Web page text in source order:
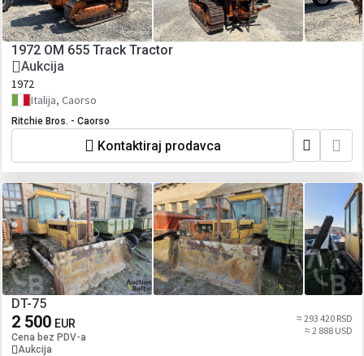
1972 OM 655 Track Tractor
Aukcija
1972
Italija, Caorso
Ritchie Bros. - Caorso
Kontaktiraj prodavca
DT-75
2 500 EUR
Cena bez PDV-a
Aukcija
≈ 293 420 RSD
≈ 2 888 USD